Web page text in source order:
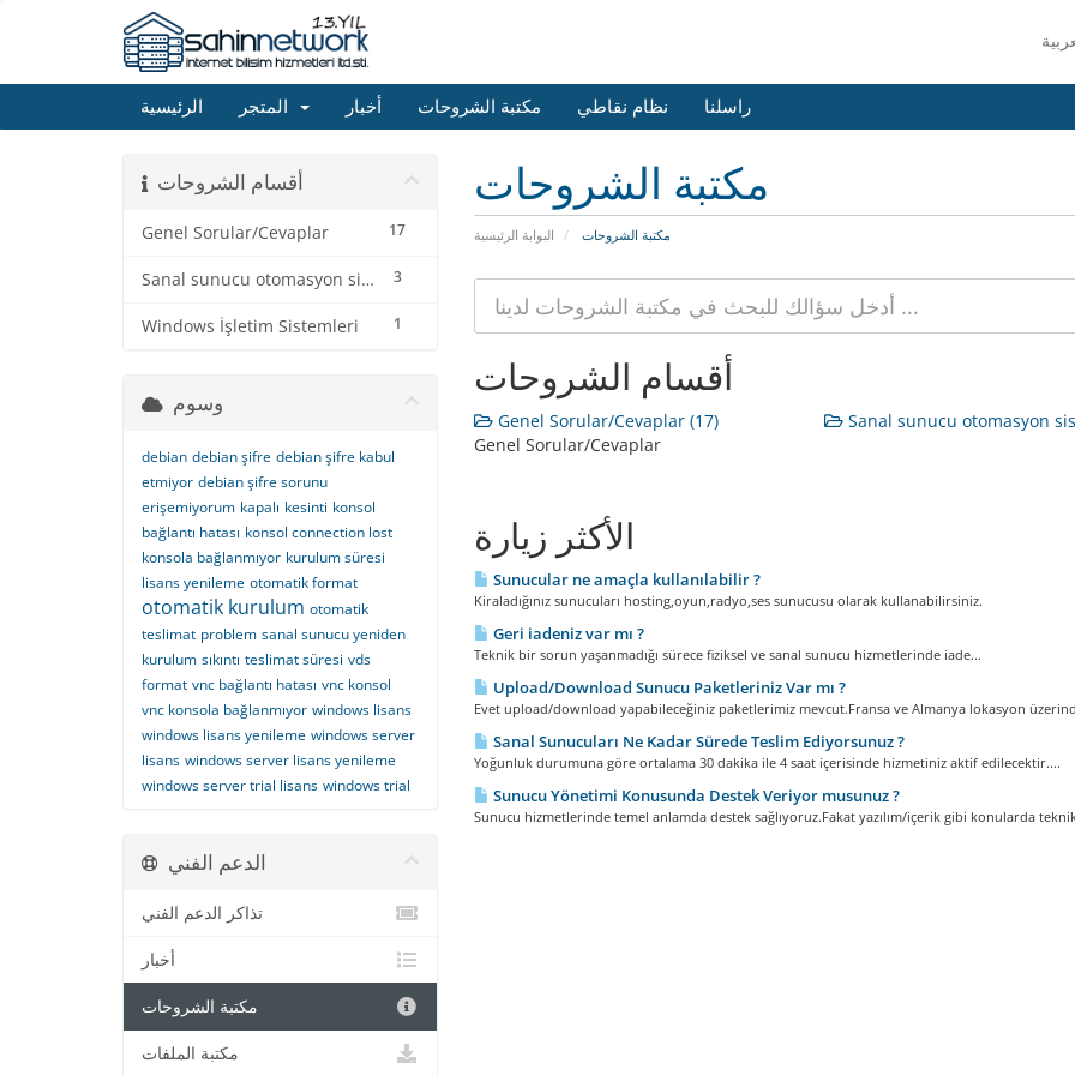
الرئيسية أخبار مكتبة الشروحات نظام نقاطي راسلنا
مكتبة الشروحات
البوابة الرئيسية مكتبة الشروحات
أقسام الشروحات
17
Genel Sorular/Cevaplar
3
Sanal sunucu otomasyon sistemi
1
Windows İşletim Sistemleri
أقسام الشروحات
Genel Sorular/Cevaplar (17)
Genel Sorular/Cevaplar
Sanal sunucu otomasyon
الأكثر زيارة
Sunucular ne amaçla kullanılabilir ?
Kiraladığınız sunucuları hosting,oyun,radyo,ses sunucusu olarak kullanabilirsiniz.
Geri iadeniz var mı ?
Teknik bir sorun yaşanmadığı sürece fiziksel ve sanal sunucu hizmetlerinde iade...
Upload/Download Sunucu Paketleriniz Var mı ?
Evet upload/download yapabileceğiniz paketlerimiz mevcut.Fransa ve Almanya lokasyon
Sanal Sunucuları Ne Kadar Sürede Teslim Ediyorsunuz ?
Yoğunluk durumuna göre ortalama 30 dakika ile 4 saat içerisinde hizmetiniz aktif edilecektir....
Sunucu Yönetimi Konusunda Destek Veriyor musunuz ?
Sunucu hizmetlerinde temel anlamda destek sağlıyoruz.Fakat yazılım/içerik gibi konularda
وسوم
debian debian şifre debian şifre kabul
etmiyor debian şifre sorunu
erişemiyorum kapalı kesinti konsol
bağlantı hatası konsol connection lost
konsola bağlanmıyor kurulum süresi
lisans yenileme otomatik format
otomatik kurulum otomatik
teslimat problem sanal sunucu yeniden
kurulum sıkıntı teslimat süresi vds
format vnc bağlantı hatası vnc konsol
vnc konsola bağlanmıyor windows lisans
windows lisans yenileme windows server
lisans windows server lisans yenileme
windows server trial lisans windows trial
الدعم الفني
تذاكر الدعم الفني
أخبار
مكتبة الشروحات
مكتبة الملفات